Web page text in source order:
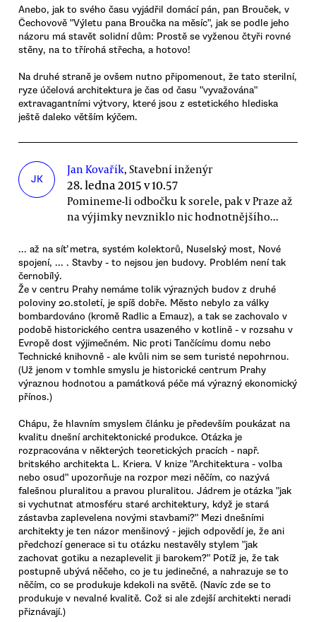
Anebo, jak to svého času vyjádřil domácí pán, pan Brouček, v
Čechovově "Výletu pana Broučka na měsíc", jak se podle jeho
názoru má stavět solidní dům: Prostě se vyženou čtyři rovné
stěny, na to třírohá střecha, a hotovo!
Na druhé straně je ovšem nutno připomenout, že tato sterilní,
ryze účelová architektura je čas od času "vyvažována"
extravagantními výtvory, které jsou z estetického hlediska
ještě daleko větším kýčem.
JK
Jan Kovařík, Stavební inženýr
28. ledna 2015 v 10.57
Pomineme-li odbočku k sorele, pak v Praze až
na výjimky nevzniklo nic hodnotnějšího...
... až na síť metra, systém kolektorů, Nuselský most, Nové
spojení, ... . Stavby - to nejsou jen budovy. Problém není tak
černobílý.
Že v centru Prahy nemáme tolik výrazných budov z druhé
poloviny 20.století, je spíš dobře. Město nebylo za války
bombardováno (kromě Radlic a Emauz), a tak se zachovalo v
podobě historického centra usazeného v kotlině - v rozsahu v
Evropě dost výjimečném. Nic proti Tančícímu domu nebo
Technické knihovně - ale kvůli nim se sem turisté nepohrnou.
(Už jenom v tomhle smyslu je historické centrum Prahy
výraznou hodnotou a památková péče má výrazný ekonomický
přínos.)
Chápu, že hlavním smyslem článku je především poukázat na
kvalitu dnešní architektonické produkce. Otázka je
rozpracována v některých teoretických pracích - např.
britského architekta L. Kriera. V knize "Architektura - volba
nebo osud" upozorňuje na rozpor mezi něčím, co nazývá
falešnou pluralitou a pravou pluralitou. Jádrem je otázka "jak
si vychutnat atmosféru staré architektury, když je stará
zástavba zaplevelena novými stavbami?" Mezi dnešními
architekty je ten názor menšinový - jejich odpovědí je, že ani
předchozí generace si tu otázku nestavěly stylem "jak
zachovat gotiku a nezaplevelit ji barokem?" Potíž je, že tak
postupně ubývá něčeho, co je tu jedinečné, a nahrazuje se to
něčím, co se produkuje kdekoli na světě. (Navíc zde se to
produkuje v nevalné kvalitě. Což si ale zdejší architekti neradi
přiznávají.)